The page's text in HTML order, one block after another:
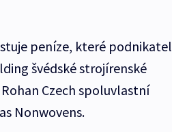
peníze, které podnikatel
švédské strojírenské
Czech spoluvlastní
Nonwovens.